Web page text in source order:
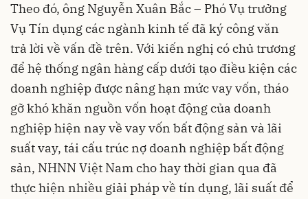
Theo đó, ông Nguyễn Xuân Bắc – Phó Vụ trưởng
Vụ Tín dụng các ngành kinh tế đã ký công văn
trả lời về vấn đề trên. Với kiến nghị có chủ trương
để hệ thống ngân hàng cấp dưới tạo điều kiện các
doanh nghiệp được nânghạn mức vay vốn, tháo
gỡ khó khăn nguồn vốn hoạt động của doanh
nghiệp hiện nay về vay vốn bất động sản và lãi
suất vay, tái cấu trúc nợ doanh nghiệp bất động
sản, NHNN Việt Nam cho hay thời gian qua đã
thực hiện nhiều giải pháp về tín dụng, lãi suất để